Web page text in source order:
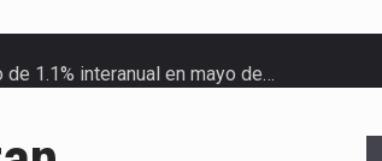
1.1% interanual en mayo de…